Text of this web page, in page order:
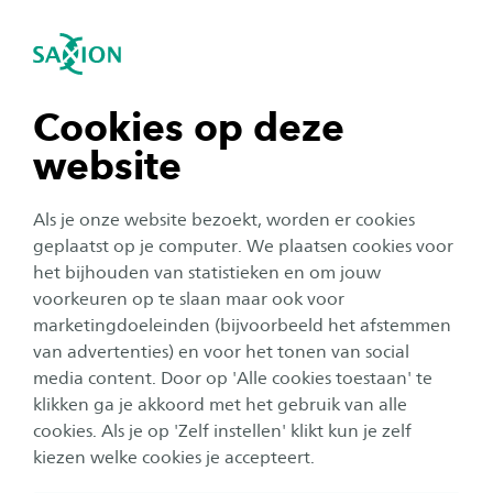
Cookies op deze
website
Als je onze website bezoekt, worden er cookies
geplaatst op je computer. We plaatsen cookies voor
het bijhouden van statistieken en om jouw
voorkeuren op te slaan maar ook voor
marketingdoeleinden (bijvoorbeeld het afstemmen
van advertenties) en voor het tonen van social
media content. Door op 'Alle cookies toestaan' te
klikken ga je akkoord met het gebruik van alle
cookies. Als je op 'Zelf instellen' klikt kun je zelf
kiezen welke cookies je accepteert.
Navigatie openen
tonen
tonen
tonen
tonen
sluiten
Events
Alle categorieën
Alle maanden
Geen resultaat